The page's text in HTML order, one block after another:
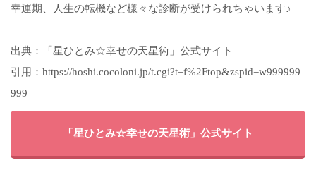
幸運期、人生の転機など様々な診断が受けられちゃいます♪
出典：「星ひとみ☆幸せの天星術」公式サイト
引用：https://hoshi.cocoloni.jp/t.cgi?t=f%2Ftop&zspid=w999999
999
「星ひとみ☆幸せの天星術」公式サイト